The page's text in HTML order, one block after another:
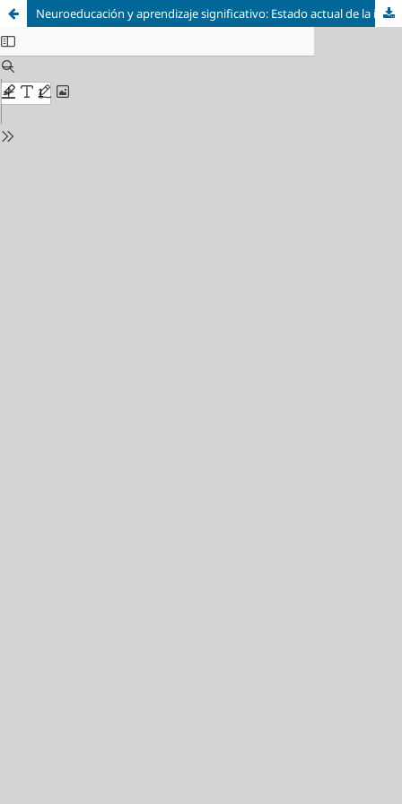
Neuroeducación y aprendizaje significativo: Estado actual de la investigación y su aplicación en el aula